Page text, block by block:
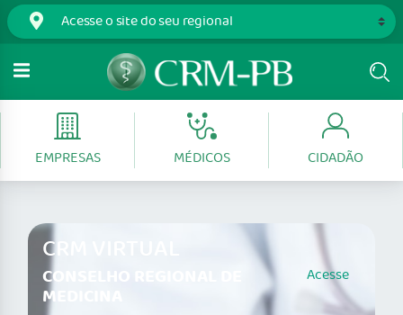
EMPRESAS MÉDICOS CIDADÃO
CRM VIRTUAL
CONSELHO REGIONAL DE
MEDICINA
Acesse